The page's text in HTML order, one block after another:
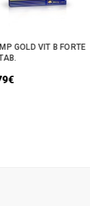
GOLD VIT B FORTE